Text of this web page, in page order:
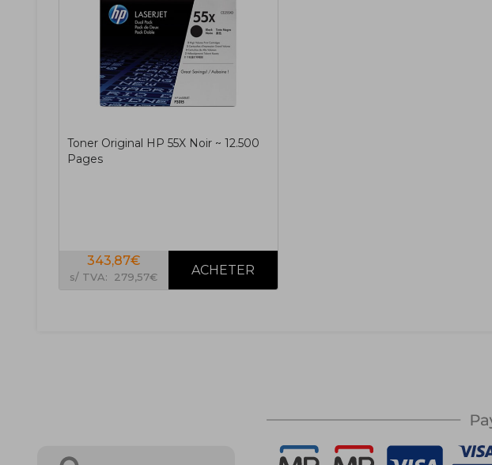
Toner Original HP 55X Noir ~ 12.500
Pages
343,87€
s/ TVA: 279,57€